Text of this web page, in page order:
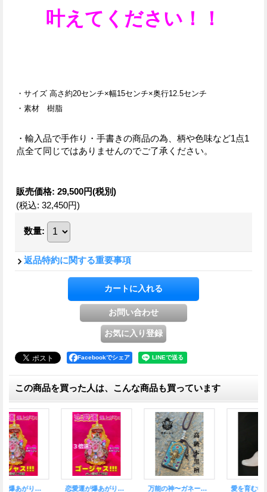
叶えてください！！
・サイズ 高さ約20センチ×幅15センチ×奥行12.5センチ
・素材 樹脂
・輸入品で手作り・手書きの商品の為、柄や色味など1点1
点全て同じではありませんのでご了承ください。
販売価格: 29,500円(税別)
(税込: 32,450円)
数量:
返品特約に関する重要事項
Facebookでシェア
この商品を買った人は、こんな商品も買っています
愛を育む◎魔を祓い幸運を呼ぶ勾玉！★愛と優しさ・恋愛運 ビーナス石ローズクォーツ 万能の神〜ガネーシャ■豪華装飾■希少！本黒檀スクエアペンダント 茶色B 万能の神〜ガネーシャ■豪華装飾■希少！本黒檀スクエアペンダント 水色A